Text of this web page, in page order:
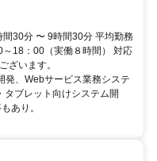
30分 〜 9時間30分 平均勤務
18：00（実働８時間） 対応
ざいます。
発、Webサービス業務システ
タブレット向けシステム開
あり。